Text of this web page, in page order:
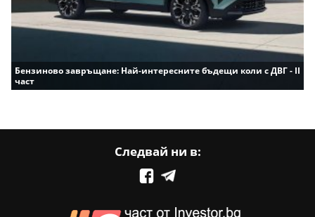
Бензиново завръщане: Най-интересните бъдещи коли с ДВГ - II
част
Следвай ни в: